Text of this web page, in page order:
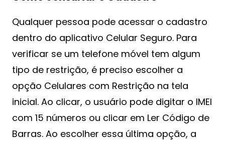
Qualquer pessoa pode acessar o cadastro
dentro do aplicativo Celular Seguro. Para
verificar se um telefone móvel tem algum
tipo de restrição, é preciso escolher a
opção Celulares com Restrição na tela
inicial. Ao clicar, o usuário pode digitar o IMEI
com 15 números ou clicar em Ler Código de
Barras. Ao escolher essa última opção, a